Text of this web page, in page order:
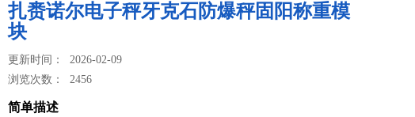
扎赉诺尔电子秤牙克石防爆秤固阳称重模
块
更新时间： 2026-02-09
浏览次数：2456
简单描述